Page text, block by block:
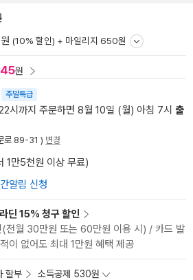
원 (10% 할인) + 마일리지 650원
원
주말특급
시까지 주문하면 8월 10일 (월) 아침 7시 출
로 89-31 ) 변경
1만5천원 이상 무료)
알림 신청
딘 15% 청구 할인
(전월 30만원 또는 60만원 이용 시) / 카드 발
이 없어도 최대 1만원 혜택 제공
할부 소득공제 530원